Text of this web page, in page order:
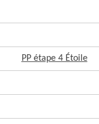
PP étape 4 Étoile